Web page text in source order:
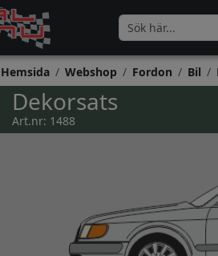
Hemsida Webshop Fordon Bil
Dekorsats
Art.nr: 1488